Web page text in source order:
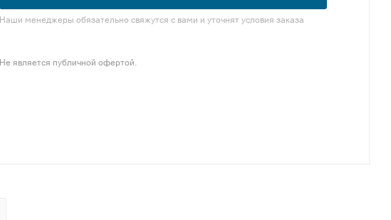
Наши менеджеры обязательно свяжутся с вами и уточнят условия заказа
Не является публичной офертой.